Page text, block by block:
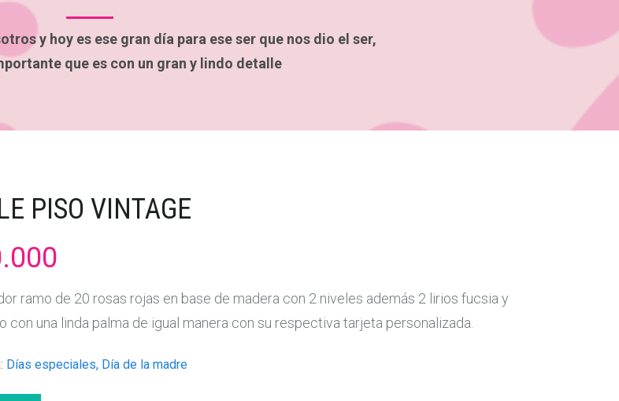
y hoy es ese gran día para ese ser que nos dio el ser,
que es con un gran y lindo detalle
PISO VINTAGE
ramo de 20 rosas rojas en base de madera con 2 niveles además 2 lirios fucsia y
con una linda palma de igual manera con su respectiva tarjeta personalizada.
Días especiales, Día de la madre